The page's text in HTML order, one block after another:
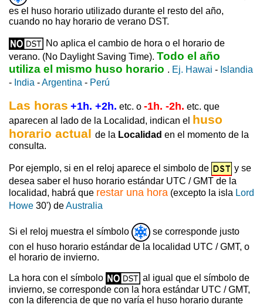
es el huso horario utilizado durante el resto del año,
cuando no hay horario de verano DST.
No aplica el cambio de hora o el horario de
verano. (No Daylight Saving Time). Todo el año
utiliza el mismo huso horario . Ej. Hawai - Islandia
- India -Argentina - Perú
Las horas +1h. +2h. etc. o -1h. -2h. etc. que
aparecen al lado de la Localidad, indican el huso
horario actual de la Localidad en el momento de la
consulta.
Por ejemplo, si en el reloj aparece el simbolo de
y se
desea saber el huso horario estándar UTC / GMT de la
localidad, habrá que restar una hora (excepto la isla Lord
Howe 30') deAustralia
Si el reloj muestra el símbolo
se corresponde justo
con el huso horario estándar de la localidad UTC / GMT, o
el horario de invierno.
La hora con el símbolo
al igual que el símbolo de
invierno, se corresponde con la hora estándar UTC / GMT,
con la diferencia de que no varía el huso horario durante